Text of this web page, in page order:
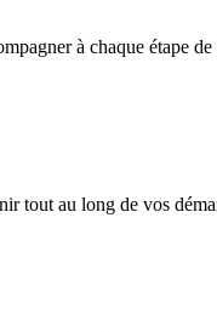
à chaque étape de
au long de vos